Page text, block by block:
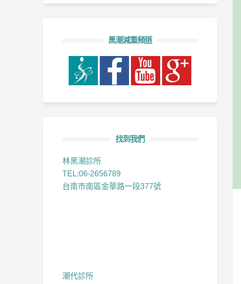
黑潮減重頻道
找到我們
林黑潮診所
TEL:06-2656789
台南市南區金華路一段377號
潮代診所